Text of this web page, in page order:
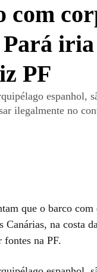
com
PF
espanhol,
ilegalmente no
que o barco com
Canárias, na costa
fontes na PF.